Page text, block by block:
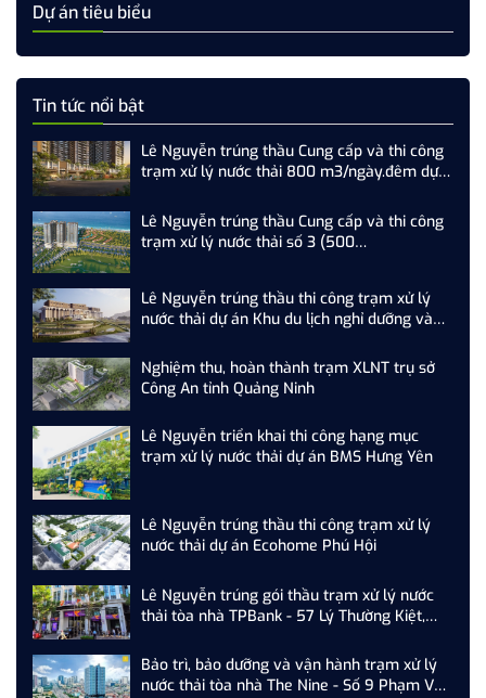
Dự án tiêu biểu
Tin tức nổi bật
Lê Nguyễn trúng thầu Cung cấp và thi công
trạm xử lý nước thải 800 m3/ngày.đêm dự
Lê Nguyễn trúng thầu Cung cấp và thi công
trạm xử lý nước thải số 3 (500
Lê Nguyễn trúng thầu thi công trạm xử lý
nước thải dự án Khu du lịch nghỉ dưỡng và
Nghiệm thu, hoàn thành trạm XLNT trụ sở
Công An tỉnh Quảng Ninh
Lê Nguyễn triển khai thi công hạng mục
trạm xử lý nước thải dự án BMS Hưng Yên
Lê Nguyễn trúng thầu thi công trạm xử lý
nước thải dự án Ecohome Phú Hội
Lê Nguyễn trúng gói thầu trạm xử lý nước
thải tòa nhà TPBank - 57 Lý Thường Kiệt,
Bảo trì, bảo dưỡng và vận hành trạm xử lý
nước thải tòa nhà The Nine - Số 9 Phạm Văn